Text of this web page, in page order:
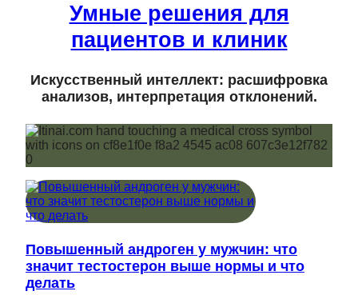
Умные решения для
пациентов и клиник
Искусственный интеллект: расшифровка
анализов, интерпретация отклонений.
Повышенный андроген у мужчин: что
значит тестостерон выше нормы и что
делать